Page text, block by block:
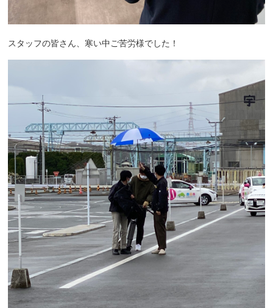
スタッフの皆さん、寒い中ご苦労様でした！